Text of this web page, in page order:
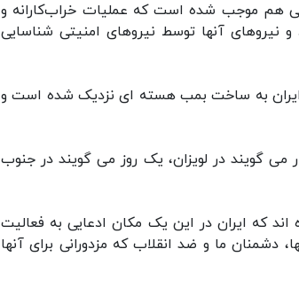
هم موجب شده است که عملیات خراب‌کارانه و
آنها توسط نیروهای امنیتی شناسایی
ایران به ساخت بمب هسته ای نزدیک شده است و
یک بار می گویند در لویزان، یک روز می گویند در جنوب
کرده اند که ایران در این یک مکان ادعایی به فعالیت
ما و ضد انقلاب که مزدورانی برای آنها